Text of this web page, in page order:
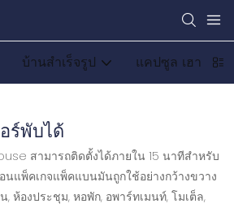
บ้านสำเร็จรูป แคปซูล เฮาส์
ร์พับได้
สามารถติดตั้งได้ภายใน 15 นาทีสำหรับ
แพ็คเกจแพ็คแบนมันถูกใช้อย่างกว้างขวาง
, ห้องประชุม, หอพัก, อพาร์ทเมนท์, โมเต็ล,